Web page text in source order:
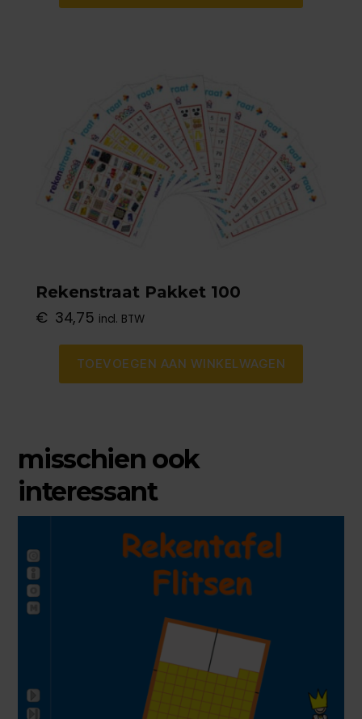
Rekenstraat Pakket 100
€ 34,75 incl. BTW
TOEVOEGEN AAN WINKELWAGEN
misschien ook
interessant